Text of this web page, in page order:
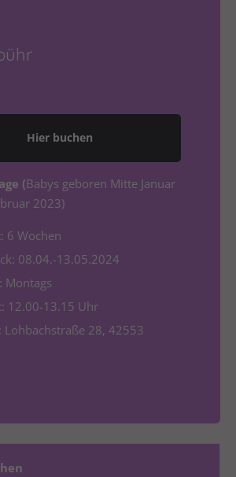
sit amet, consectetuer
ligula eget dolor. Aenean massa.
nascetur ridiculus mus. Donec
nec.
Hier buchen
(Babys geboren Mitte Januar
2023)
6 Wochen
08.04.-13.05.2024
Montags
12.00-13.15 Uhr
Lohbachstraße 28, 42553